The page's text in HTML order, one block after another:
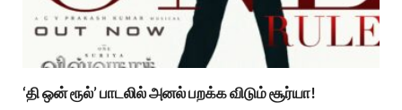
‘தி ஒன் ரூல்’ பாடலில் அனல் பறக்க விடும் சூர்யா!